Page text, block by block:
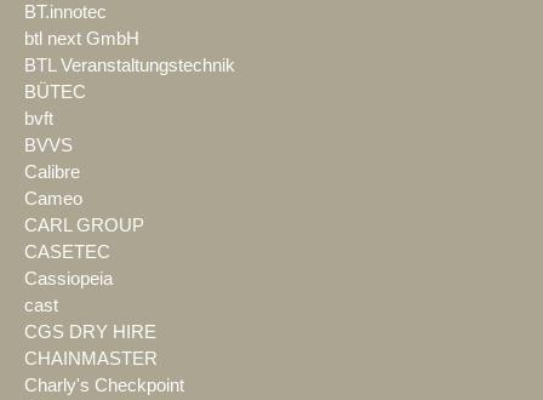
BT.innotec
btl next GmbH
BTL Veranstaltungstechnik
BÜTEC
bvft
BVVS
Calibre
Cameo
CARL GROUP
CASETEC
Cassiopeia
cast
CGS DRY HIRE
CHAINMASTER
Charly's Checkpoint